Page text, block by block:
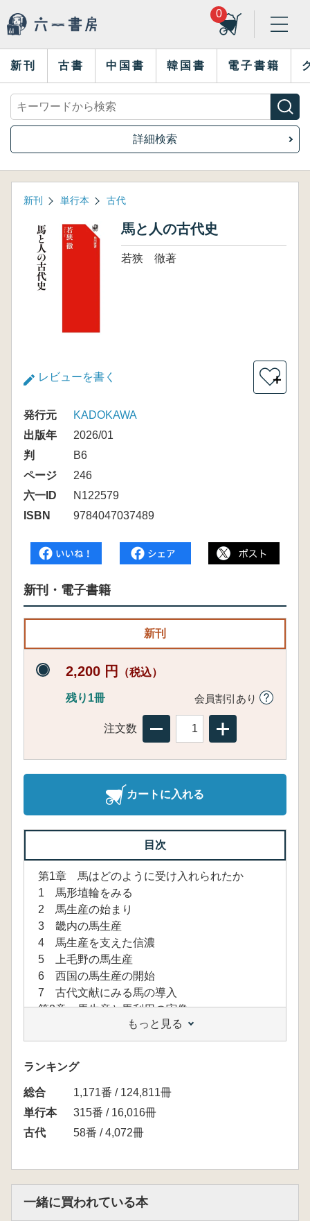
0
新刊 古書 中国書 韓国書 電子書籍
詳細検索
新刊 単行本 古代
馬と人の古代史
若狭 徹著
レビューを書く ＋
発行元
KADOKAWA
出版年
2026/01
判
B6
ページ
246
六一ID
N122579
ISBN
9784047037489
新刊・電子書籍
新刊
2,200 円 （税込）
残り1冊 会員割引あり
注文数
カートに入れる
目次
第1章 馬はどのように受け入れられたか
1 馬形埴輪をみる
2 馬生産の始まり
3 畿内の馬生産
4 馬生産を支えた信濃
5 上毛野の馬生産
6 西国の馬生産の開始
7 古代文献にみる馬の導入
第2章 馬生産と馬利用の実像
1 古墳時代の牧の実態
2 馬の搬送ルート
3 古代の役所と馬制度
4 官道の整備と馬
《コラム 馬具の研究》
第3章 古代馬の実像
1 動物考古学から分かる古代馬
参考文献
もっと見る
ランキング
総合
1,171番 / 124,811冊
単行本
315番 / 16,016冊
古代
58番 / 4,072冊
一緒に買われている本